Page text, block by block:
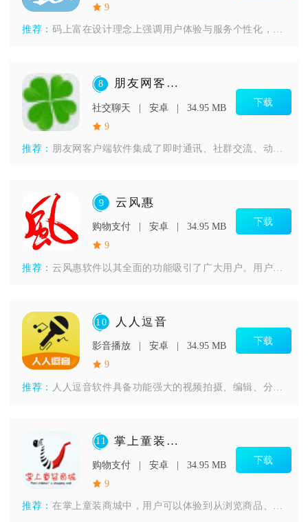
9
推荐：码上富在设计理念上强调用户体验与服务个性化，以满足不同用户需
8 朋友网客户端
社交聊天 安卓
34.95 MB
9
下载
推荐： 朋友网客户端软件集成了即时通讯、社群交流、动态分享等多种功能
9 云风惠
购物支付 安卓
34.95 MB
9
下载
推荐： 云风惠软件以其全面的功能吸引了广大用户。用户通过这个平台，不
10 人人逗音
影音播放 安卓
34.95 MB
9
下载
推荐： 人人逗音软件具备功能强大的视频拍摄、编辑、分享一体化操作平台
11 掌上童装商城
购物支付 安卓
34.95 MB
9
下载
推荐：在掌上童装商城中，用户可以体验到从浏览商品、选择尺码、在线支